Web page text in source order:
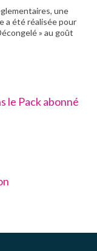
une
a été réalisée pour
» au goût
le Pack abonné